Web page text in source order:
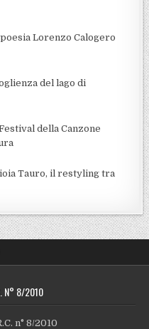
Lorenzo Calogero
del lago di
della Canzone
Tauro, il restyling tra
N° 8/2010
n° 8/2010